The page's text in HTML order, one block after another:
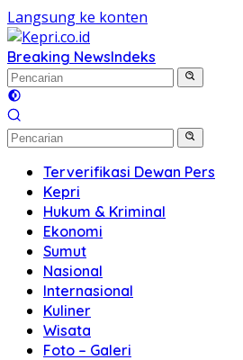
Langsung ke konten
Breaking NewsIndeks
Terverifikasi Dewan Pers
Kepri
Hukum & Kriminal
Ekonomi
Sumut
Nasional
Internasional
Kuliner
Wisata
Foto – Galeri